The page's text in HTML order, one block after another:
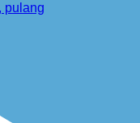
pulang